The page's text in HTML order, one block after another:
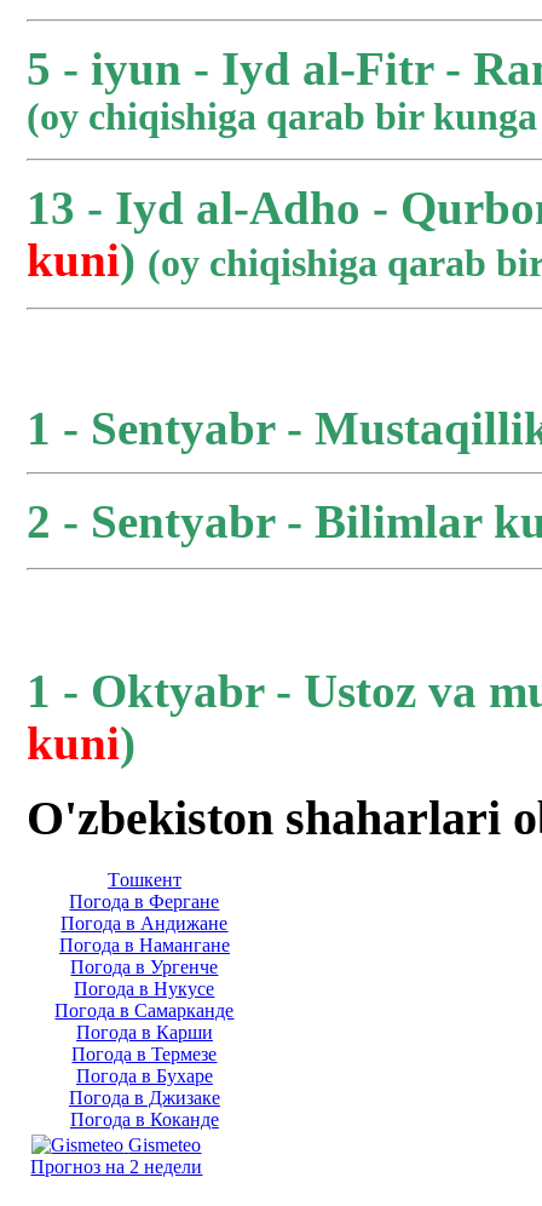
5 - iyun - Iyd al-Fitr -
(oy chiqishiga qarab bir
13 - Iyd al-Adho -
kuni) (oy chiqishiga qarab
1 - Sentyabr -
2 - Sentyabr - Bilimlar
1 - Oktyabr - Ustoz va
kuni)
O'zbekiston shaharlari
Тoшкент
Погода в Фергане
Погода в Андижане
Погода в Намангане
Погода в Ургенче
Погода в Нукусе
Погода в Самарканде
Погода в Карши
Погода в Термезе
Погода в Бухаре
Погода в Джизаке
Погода в Коканде
Gismeteo
Прогноз на 2 недели